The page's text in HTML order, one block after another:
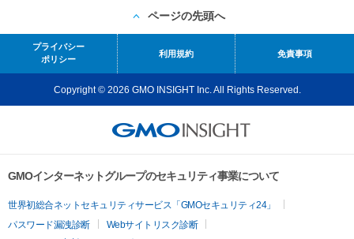
ページの先頭へ
プライバシー
ポリシー
利用規約 免責事項
Copyright © 2026 GMO INSIGHT Inc. All Rights Reserved.
GMOインターネットグループのセキュリティ事業について
世界初総合ネットセキュリティサービス「GMOセキュリティ24」
パスワード漏洩診断
Webサイトリスク診断